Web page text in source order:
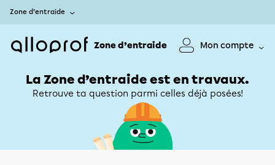
Zone d’entraide
Zone d’entraide Mon compte
La Zone d’entraide est en travaux.
Retrouve ta question parmi celles déjà posées!